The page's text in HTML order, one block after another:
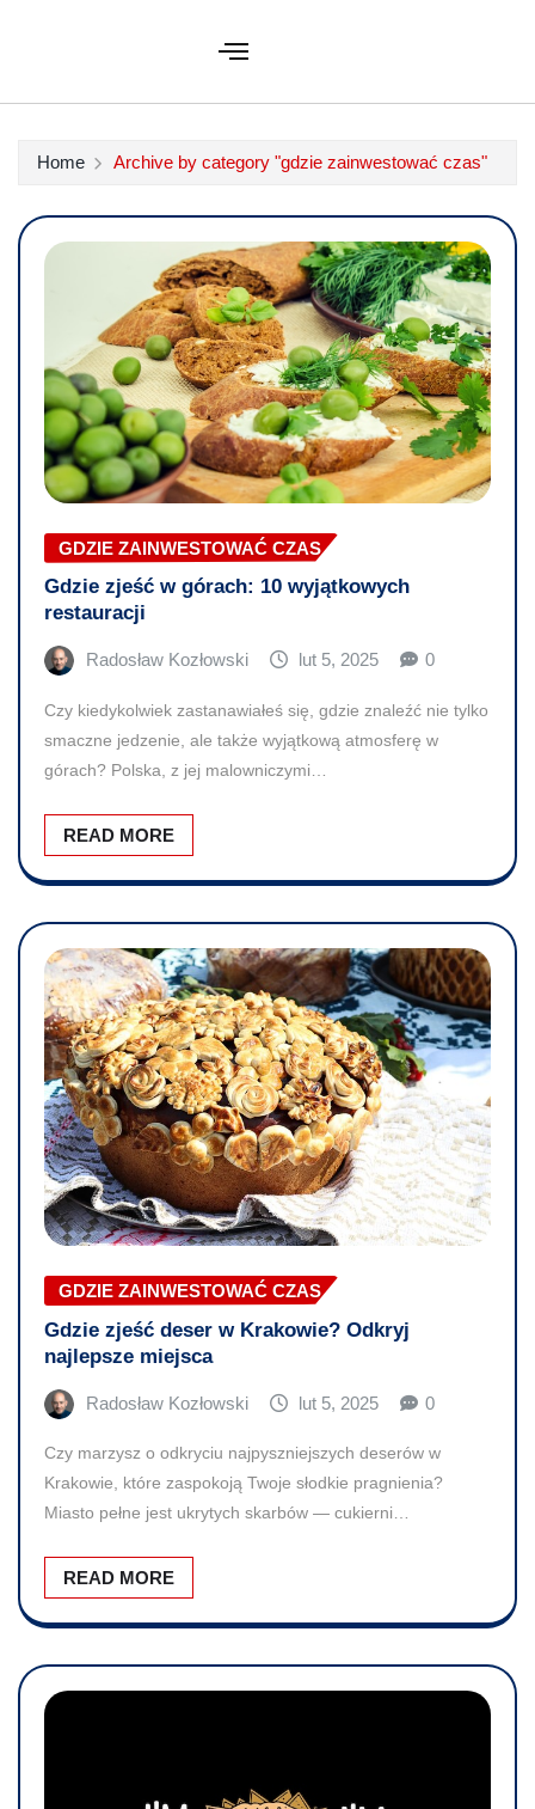
Home Archive by category "gdzie zainwestować czas"
GDZIE ZAINWESTOWAĆ CZAS
Gdzie zjeść w górach: 10 wyjątkowych
restauracji
Radosław Kozłowski lut 5, 2025 0
Czy kiedykolwiek zastanawiałeś się, gdzie znaleźć nie tylko
smaczne jedzenie, ale także wyjątkową atmosferę w
górach? Polska, z jej malowniczymi…
READ MORE
GDZIE ZAINWESTOWAĆ CZAS
Gdzie zjeść deser w Krakowie? Odkryj
najlepsze miejsca
Radosław Kozłowski lut 5, 2025 0
Czy marzysz o odkryciu najpyszniejszych deserów w
Krakowie, które zaspokoją Twoje słodkie pragnienia?
Miasto pełne jest ukrytych skarbów — cukierni…
READ MORE